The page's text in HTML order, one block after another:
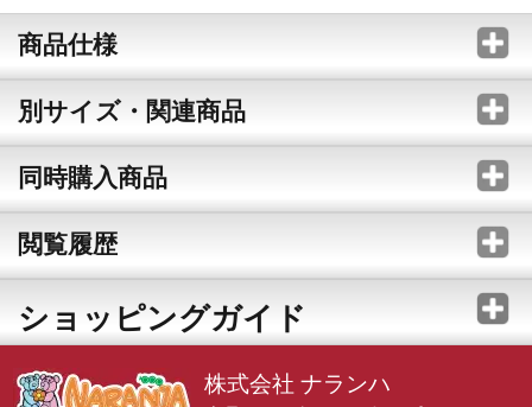
商品仕様
別サイズ・関連商品
同時購入商品
閲覧履歴
ショッピングガイド
株式会社 ナランハ